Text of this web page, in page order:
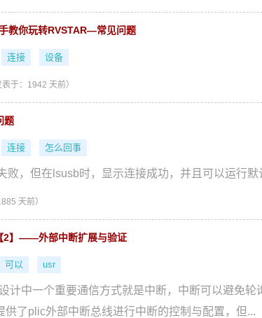
教你玩转RVSTAR—常见问题
连接 设备
表于：1942 天前）
题
连接 怎么回事
败，但在lsusb时，显示连接成功，并且可以运行默
天前）
2】——外部中断扩展与验证
可以 usr
计中一个重要通信方式就是中断，中断可以避免
了plic外部中断总线进行中断的控制与配置，但...